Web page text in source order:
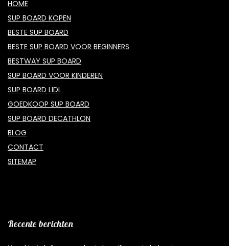
HOME
SUP BOARD KOPEN
BESTE SUP BOARD
BESTE SUP BOARD VOOR BEGINNERS
BESTWAY SUP BOARD
SUP BOARD VOOR KINDEREN
SUP BOARD LIDL
GOEDKOOP SUP BOARD
SUP BOARD DECATHLON
BLOG
CONTACT
SITEMAP
Recente berichten